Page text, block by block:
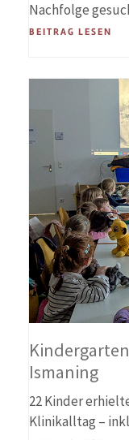
Nachfolge
BEITRAG LESEN
Ismaning
22 Kinder
Klinikalltag –